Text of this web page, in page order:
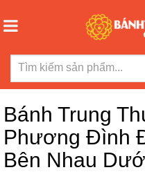
Bánh Trung
Phương Đình
Bên Nhau